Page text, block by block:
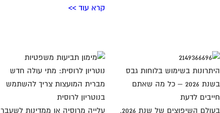
קרא עוד >>
בשימוש בלוחות גבס
בשנת 2026 – כל מה שאתם
לדעת
בעולם השיפוצים של שנת 2026,
נוטריון לרוסית: מתי עולה חדש
מברית המועצות צריך להשתמש
בנוטריון לרוסית
עלייה מרוסיה או ממדינות לשעבר